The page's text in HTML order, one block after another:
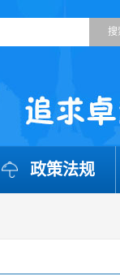
政策法规